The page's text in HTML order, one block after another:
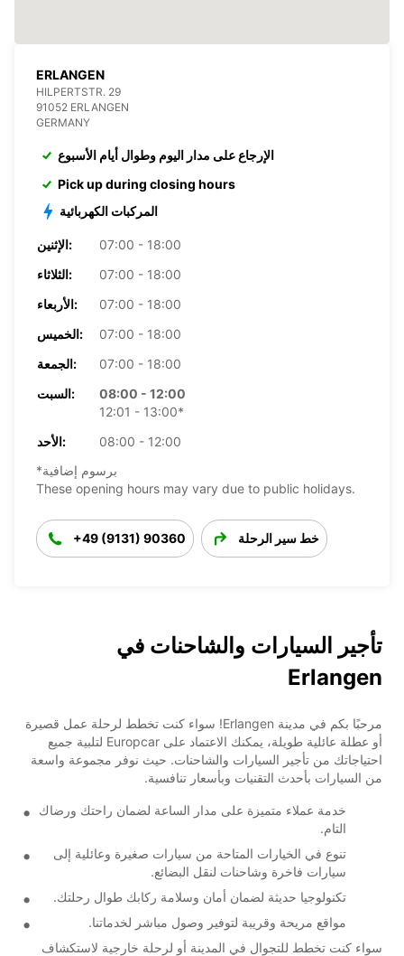
ERLANGEN
HILPERTSTR. 29
91052 ERLANGEN
GERMANY
الإرجاع على مدار اليوم وطوال أيام الأسبوع
Pick up during closing hours
المركبات الكهربائية
الإثنين:
07:00 - 18:00
الثلاثاء:
07:00 - 18:00
الأربعاء:
07:00 - 18:00
الخميس:
07:00 - 18:00
الجمعة:
07:00 - 18:00
السبت:
08:00 - 12:00
12:01 - 13:00*
الأحد:
08:00 - 12:00
*برسوم إضافية
These opening hours may vary due to public holidays.
+49 (9131) 90360 خط سير الرحلة
تأجير السيارات والشاحنات في
Erlangen
مرحبًا بكم في مدينة Erlangen! سواء كنت تخطط لرحلة عمل قصيرة
أو عطلة عائلية طويلة، يمكنك الاعتماد على Europcar لتلبية جميع
احتياجاتك من تأجير السيارات والشاحنات. حيث نوفر مجموعة واسعة
من السيارات بأحدث التقنيات وبأسعار تنافسية.
خدمة عملاء متميزة على مدار الساعة لضمان راحتك ورضاك
التام.
تنوع في الخيارات المتاحة من سيارات صغيرة وعائلية إلى
سيارات فاخرة وشاحنات لنقل البضائع.
تكنولوجيا حديثة لضمان أمان وسلامة ركابك طوال رحلتك.
مواقع مريحة وقريبة لتوفير وصول مباشر لخدماتنا.
سواء كنت تخطط للتجوال في المدينة أو لرحلة خارجية لاستكشاف